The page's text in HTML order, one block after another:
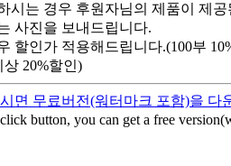
시는 경우 후원자님의 제품이 제
사진을 보내드립니다.
할인가 적용해드립니다.(100부
상 20%할인)
면 무료버전(워터마크 포함)을 다
button, you can get a free